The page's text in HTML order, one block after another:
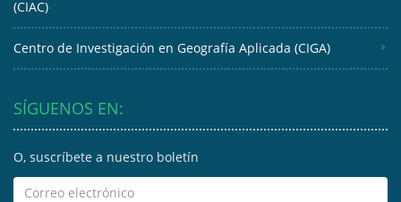
(CIAC)
Centro de Investigación en Geografía Aplicada (CIGA)
SÍGUENOS EN:
O, suscríbete a nuestro boletín